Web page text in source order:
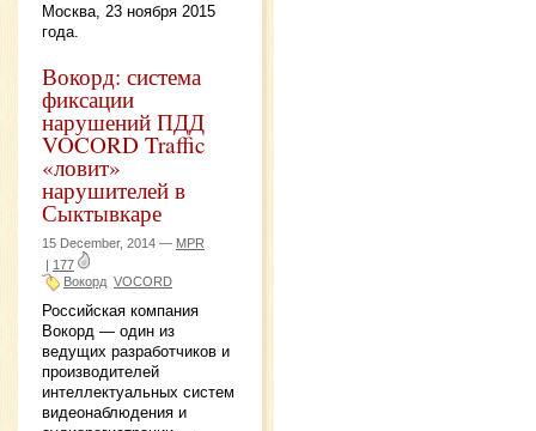
Москва, 23 ноября 2015
года.
Вокорд: система
фиксации
нарушений ПДД
VOCORD Traffic
«ловит»
нарушителей в
Сыктывкаре
15 December, 2014 — MPR
177
Вокорд VOCORD
Российская компания
Вокорд — один из
ведущих разработчиков и
производителей
интеллектуальных систем
видеонаблюдения и